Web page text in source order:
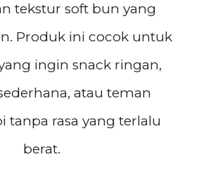
tekstur soft bun yang
Produk ini cocok untuk
ingin snack ringan,
atau teman
tanpa rasa yang terlalu
berat.